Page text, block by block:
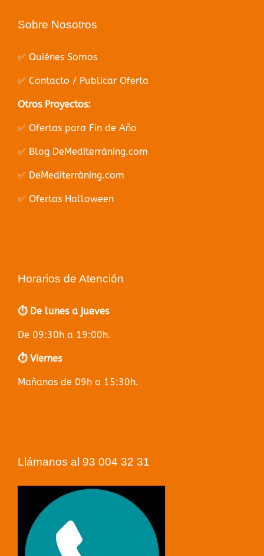
Sobre Nosotros
✅ Quiénes Somos
✅ Contacto / Publicar Oferta
Otros Proyectos:
✅ Ofertas para Fin de Año
✅ Blog DeMediterràning.com
✅ DeMediterràning.com
✅ Ofertas Halloween
Horarios de Atención
⏱️ De lunes a jueves
De 09:30h a 19:00h.
⏱️ Viernes
Mañanas de 09h a 15:30h.
Llámanos al 93 004 32 31